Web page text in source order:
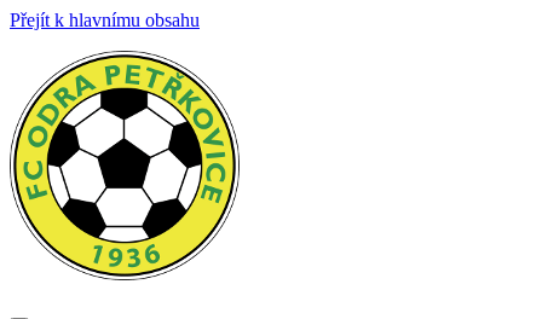
Přejít k hlavnímu obsahu